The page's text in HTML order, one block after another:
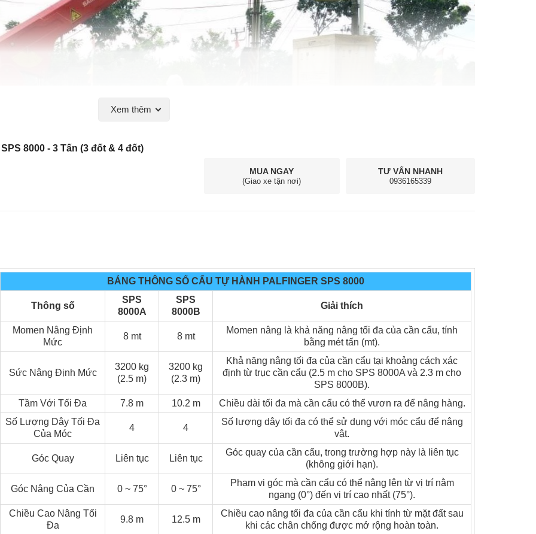
rộng có độ bền kéo cao, các cần cẩu của chúng tôi được tối ưu hóa để đạt chiều cao nâng lớn hơn và phạm vi làm
Châu Âu để đảm bảo độ tin cậy, hiệu suất và an toàn.
rộng để đảm bảo độ ổn định trong quá trình nâng hạ Tối ưu hóa cho việc lắp đặt trên xe tải 2 trục.
Xem thêm
8000 - 3 Tấn (3 đốt & 4 đốt)
MUA NGAY
(Giao xe tận nơi)
TƯ VẤN NHANH
0936165339
BẢNG THÔNG SỐ CẨU TỰ HÀNH PALFINGER SPS 8000
Thông số
SPS
8000A
SPS
8000B
Giải thích
Momen Nâng Định
Mức
8 mt 8 mt
Momen nâng là khả năng nâng tối đa của cần cẩu, tính
bằng mét tấn (mt).
Sức Nâng Định Mức
3200 kg
(2.5 m)
3200 kg
(2.3 m)
Khả năng nâng tối đa của cần cẩu tại khoảng cách xác
định từ trục cần cẩu (2.5 m cho SPS 8000A và 2.3 m cho
SPS 8000B).
Tầm Với Tối Đa
7.8 m 10.2 m
Chiều dài tối đa mà cần cẩu có thể vươn ra để nâng hàng.
Số Lượng Dây Tối Đa
Của Móc
4 4
Số lượng dây tối đa có thể sử dụng với móc cẩu để nâng
vật.
Góc Quay Liên tục Liên tục
Góc quay của cần cẩu, trong trường hợp này là liên tục
(không giới hạn).
Góc Nâng Của Cần 0 ~ 75° 0 ~ 75°
Phạm vi góc mà cần cẩu có thể nâng lên từ vị trí nằm
ngang (0°) đến vị trí cao nhất (75°).
Chiều Cao Nâng Tối
Đa
9.8 m 12.5 m
Chiều cao nâng tối đa của cần cẩu khi tính từ mặt đất sau
khi các chân chống được mở rộng hoàn toàn.